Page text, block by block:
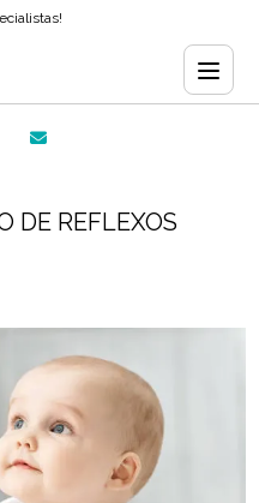
DE REFLEXOS
DE REFLEXOS